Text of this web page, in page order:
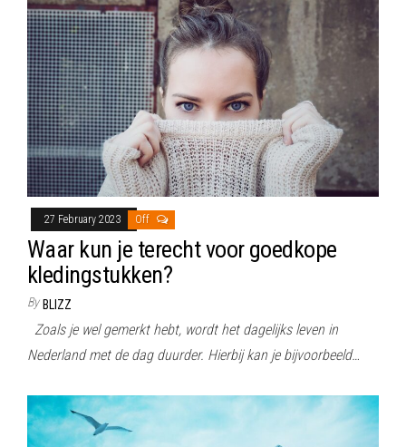
27 February 2023 Off
Waar kun je terecht voor goedkope
kledingstukken?
By BLIZZ
Zoals je wel gemerkt hebt, wordt het dagelijks leven in
Nederland met de dag duurder. Hierbij kan je bijvoorbeeld…